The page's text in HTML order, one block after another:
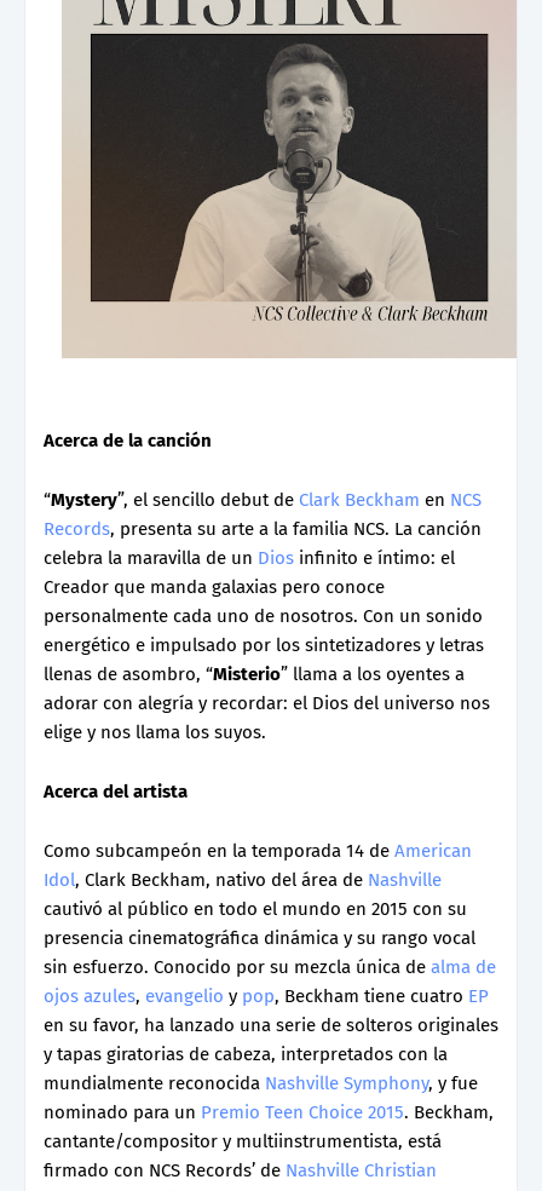
Acerca de la canción
“Mystery”, el sencillo debut de Clark Beckham en NCS
Records, presenta su arte a la familia NCS. La canción
celebra la maravilla de un Dios infinito e íntimo: el
Creador que manda galaxias pero conoce
personalmente cada uno de nosotros. Con un sonido
energético e impulsado por los sintetizadores y letras
llenas de asombro, “Misterio” llama a los oyentes a
adorar con alegría y recordar: el Dios del universo nos
elige y nos llama los suyos.
Acerca del artista
Como subcampeón en la temporada 14 de American
Idol, Clark Beckham, nativo del área de Nashville
cautivó al público en todo el mundo en 2015 con su
presencia cinematográfica dinámica y su rango vocal
sin esfuerzo. Conocido por su mezcla única de alma de
ojos azules, evangelio y pop, Beckham tiene cuatro EP
en su favor, ha lanzado una serie de solteros originales
y tapas giratorias de cabeza, interpretados con la
mundialmente reconocida Nashville Symphony, y fue
nominado para un Premio Teen Choice 2015. Beckham,
cantante/compositor y multiinstrumentista, está
firmado con NCS Records’ de Nashville Christian